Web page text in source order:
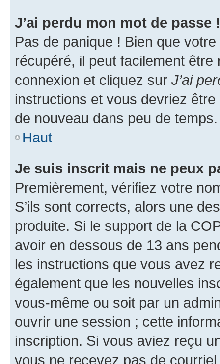
J’ai perdu mon mot de passe !
Pas de panique ! Bien que
récupéré, il peut facilement
connexion et cliquez sur J’ai
instructions et vous devriez
de nouveau dans peu de temps.
Haut
Je suis inscrit mais ne peux
Premièrement, vérifiez votre
S’ils sont corrects, alors une
produite. Si le support de la
avoir en dessous de 13 ans
les instructions que vous avez
également que les nouvelles
vous-même ou soit par un
ouvrir une session ; cette
inscription. Si vous aviez reçu
vous ne recevez pas de